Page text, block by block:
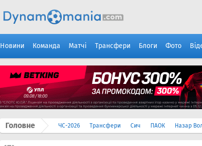
Новини Команда Матчі Трансфери Блоги Фото
Головне ЧС-2026 Трансфери Сич ПАОК Назар